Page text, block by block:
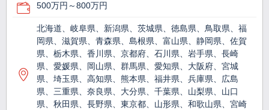
500万円～800万円
北海道、岐阜県、新潟県、茨城県、徳島県、鳥取県、福
岡県、滋賀県、青森県、島根県、富山県、静岡県、佐賀
県、栃木県、香川県、京都府、石川県、岩手県、長崎
県、愛媛県、岡山県、群馬県、愛知県、大阪府、宮城
県、埼玉県、高知県、熊本県、福井県、兵庫県、広島
県、三重県、奈良県、大分県、千葉県、山梨県、山口
県、秋田県、長野県、東京都、山形県、和歌山県、宮崎